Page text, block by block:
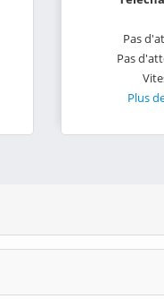
Pas
Pas
Plus